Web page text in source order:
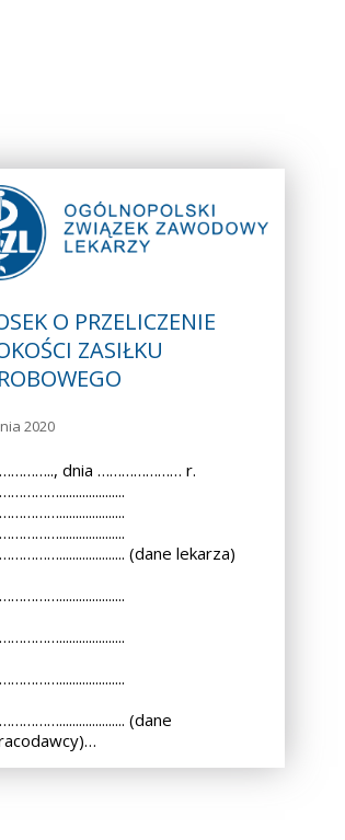
O PRZELICZENIE
ZASIŁKU
2020
dnia ………………… r.
(dane lekarza)
(dane